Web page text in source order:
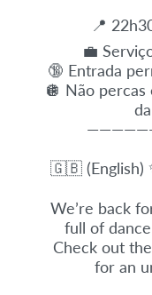
📍
💼
🔞 Entrada
🪩 Não
🇬🇧 (English)
We’re back
full of
Check out
for an